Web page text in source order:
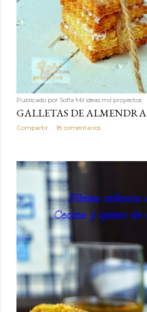
Publicado por Sofía Mil ideas mil proyectos
GALLETAS DE ALMENDRA
Compartir 18 comentarios